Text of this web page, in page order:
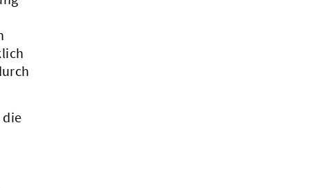
die